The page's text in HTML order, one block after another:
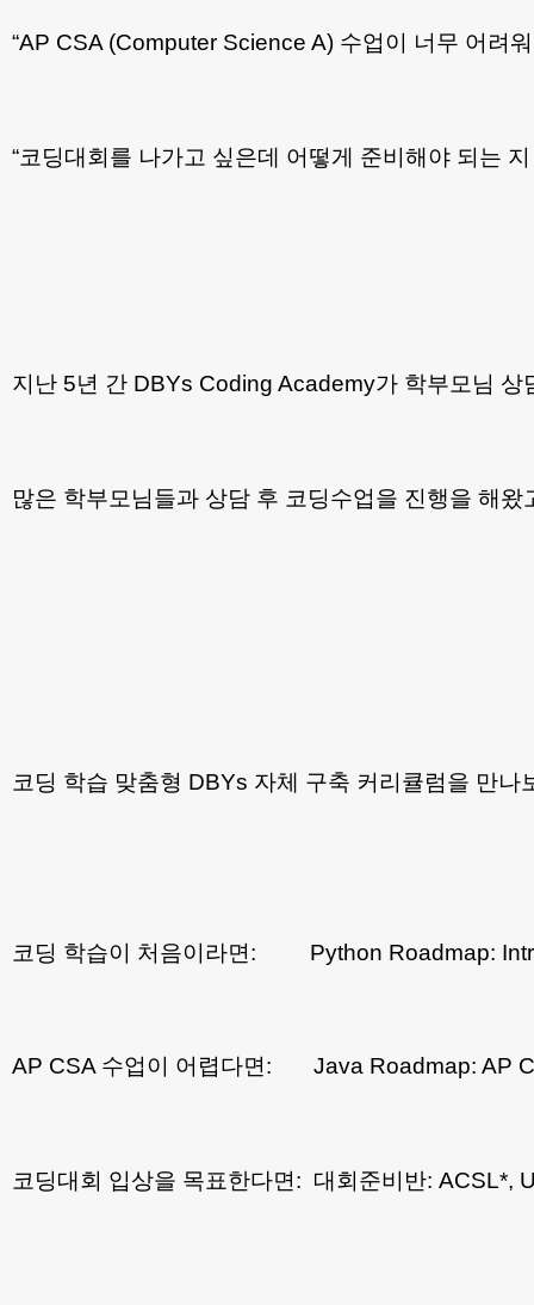
“AP CSA (Computer Science A) 수업이 너무 어려워
“코딩대회를 나가고 싶은데 어떻게 준비해야 되는
지난 5년 간 DBYs Coding Academy가 학부모님
많은 학부모님들과 상담 후 코딩수업을 진행을 해
코딩 학습 맞춤형 DBYs 자체 구축 커리큘럼을 만나
코딩 학습이 처음이라면: Python Roadmap:
AP CSA 수업이 어렵다면: Java Roadmap: AP
코딩대회 입상을 목표한다면: 대회준비반: ACSL*,